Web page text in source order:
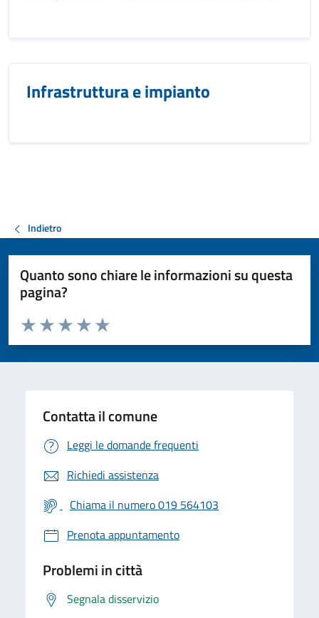
Infrastruttura e impianto
Indietro
Quanto sono chiare le informazioni su questa
pagina?
Valuta da 1 a 5 stelle la pagina
Valuta 5 stelle su 5
Valuta 4 stelle su 5
Valuta 3 stelle su 5
Valuta 2 stelle su 5
Valuta 1 stelle su 5
Contatta il comune
Leggi le domande frequenti
Richiedi assistenza
Chiama il numero 019 564103
Prenota appuntamento
Problemi in città
Segnala disservizio